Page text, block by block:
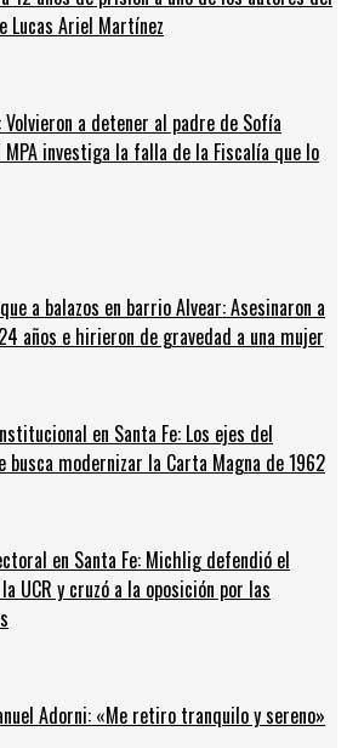
Lucas Ariel Martínez
Volvieron a detener al padre de Sofía
MPA investiga la falla de la Fiscalía que lo
a balazos en barrio Alvear: Asesinaron a
años e hirieron de gravedad a una mujer
en Santa Fe: Los ejes del
busca modernizar la Carta Magna de 1962
en Santa Fe: Michlig defendió el
UCR y cruzó a la oposición por las
Adorni: «Me retiro tranquilo y sereno»